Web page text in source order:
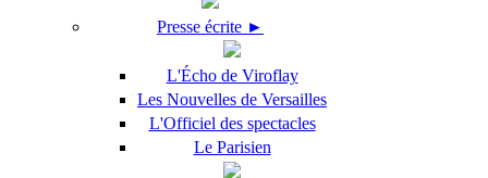
Presse écrite ►
L'Écho de Viroflay
Les Nouvelles de Versailles
L'Officiel des spectacles
Le Parisien